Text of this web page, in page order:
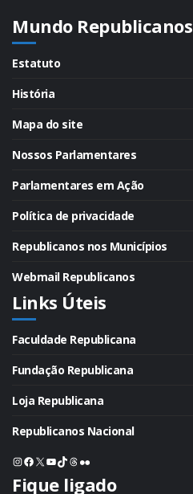
Mundo Republicanos
Estatuto
História
Mapa do site
Nossos Parlamentares
Parlamentares em Ação
Política de privacidade
Republicanos nos Municípios
Webmail Republicanos
Links Úteis
Faculdade Republicana
Fundação Republicana
Loja Republicana
Republicanos Nacional
Instagram
Facebook
X Youtube
TikTok
Threads
Flickr
Fique ligado